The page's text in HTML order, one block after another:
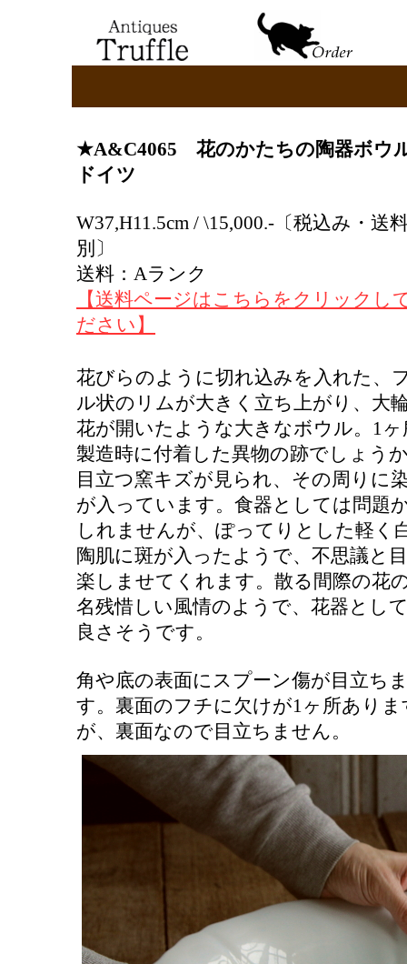
★A&C4065 花のかたちの陶器ボウ
ドイツ
W37,H11.5cm / \15,000.-〔税込み・送
別〕
送料：Aランク
【送料ページはこちらをクリックし
ださい】
花びらのように切れ込みを入れた、
ル状のリムが大きく立ち上がり、大
花が開いたような大きなボウル。1ヶ
製造時に付着した異物の跡でしょう
目立つ窯キズが見られ、その周りに
が入っています。食器としては問題
しれませんが、ぽってりとした軽く
陶肌に斑が入ったようで、不思議と
楽しませてくれます。散る間際の花
名残惜しい風情のようで、花器とし
良さそうです。
角や底の表面にスプーン傷が目立ち
す。裏面のフチに欠けが1ヶ所ありま
が、裏面なので目立ちません。